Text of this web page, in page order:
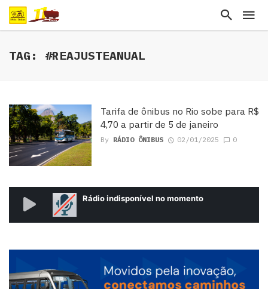
TAG: #REAJUSTEANUAL
Tarifa de ônibus no Rio sobe para R$
4,70 a partir de 5 de janeiro
By RÁDIO ÔNIBUS 02/01/2025 0